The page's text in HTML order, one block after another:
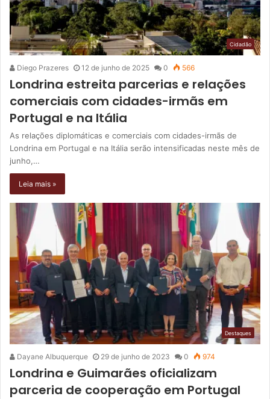
Cidadão
Diego Prazeres 12 de junho de 2025 0 566
Londrina estreita parcerias e relações
comerciais com cidades-irmãs em
Portugal e na Itália
As relações diplomáticas e comerciais com cidades-irmãs de
Londrina em Portugal e na Itália serão intensificadas neste mês de
junho,…
Leia mais »
Destaques
Dayane Albuquerque 29 de junho de 2023 0 974
Londrina e Guimarães oficializam
parceria de cooperação em Portugal